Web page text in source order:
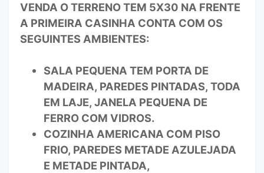
VENDA O TERRENO TEM 5X30 NA FRENTE
A PRIMEIRA CASINHA CONTA COM OS
SEGUINTES AMBIENTES:
SALA PEQUENA TEM PORTA DE
MADEIRA, PAREDES PINTADAS, TODA
EM LAJE, JANELA PEQUENA DE
FERRO COM VIDROS.
COZINHA AMERICANA COM PISO
FRIO, PAREDES METADE AZULEJADA
E METADE PINTADA,